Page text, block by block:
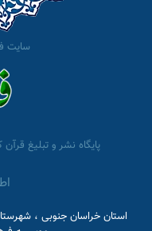
سایت
پایگاه نشر و تبلیغ